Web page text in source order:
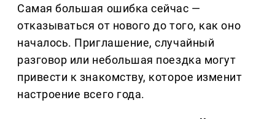
Самая большая ошибка сейчас —
отказываться от нового до того, как оно
началось. Приглашение, случайный
разговор или небольшая поездка могут
привести к знакомству, которое изменит
настроение всего года.